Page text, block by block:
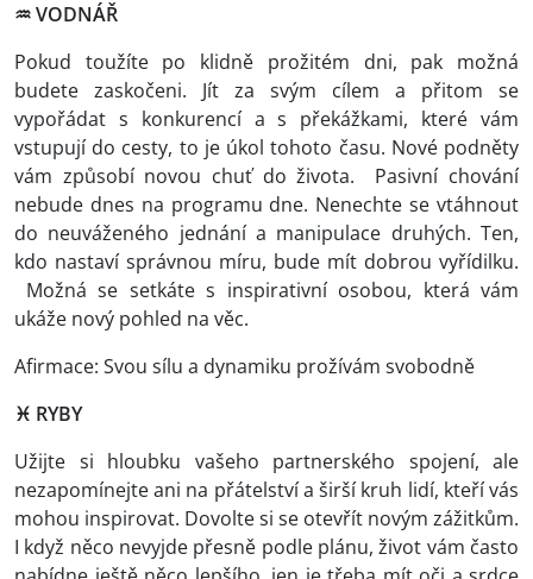
♒ VODNÁŘ
Pokud toužíte po klidně prožitém dni, pak možná
budete zaskočeni. Jít za svým cílem a přitom se
vypořádat s konkurencí a s překážkami, které vám
vstupují do cesty, to je úkol tohoto času. Nové podněty
vám způsobí novou chuť do života. Pasivní chování
nebude dnes na programu dne. Nenechte se vtáhnout
do neuváženého jednání a manipulace druhých. Ten,
kdo nastaví správnou míru, bude mít dobrou vyřídilku.
Možná se setkáte s inspirativní osobou, která vám
ukáže nový pohled na věc.
Afirmace: Svou sílu a dynamiku prožívám svobodně
♓ RYBY
Užijte si hloubku vašeho partnerského spojení, ale
nezapomínejte ani na přátelství a širší kruh lidí, kteří vás
mohou inspirovat. Dovolte si se otevřít novým zážitkům.
I když něco nevyjde přesně podle plánu, život vám často